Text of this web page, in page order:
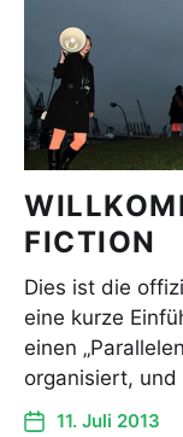
FICTION
Dies ist die
eine kurze
einen
organisiert,
11. Juli 2013